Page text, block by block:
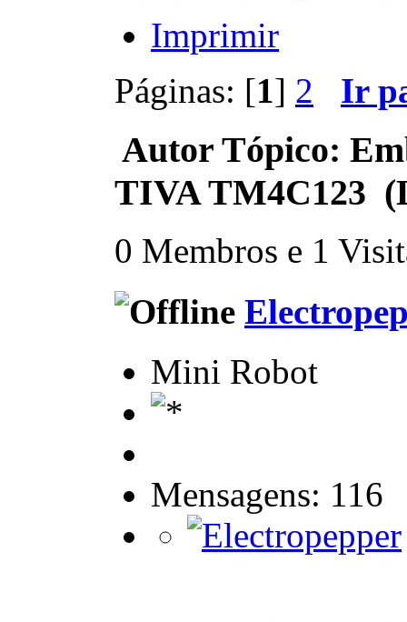
Imprimir
Páginas: [1] 2 Ir
Autor Tópico:
TIVA TM4C123
0 Membros e 1
Mini Robot
Mensagens: 116